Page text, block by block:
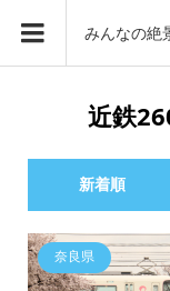
みんなの絶
近鉄
新着順
奈良県